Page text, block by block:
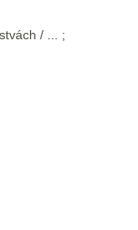
/ ... ;